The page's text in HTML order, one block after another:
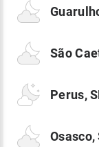
São
Perus,
Osasco,